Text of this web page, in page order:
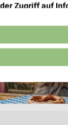
Zugriff auf
Daten
für
zur